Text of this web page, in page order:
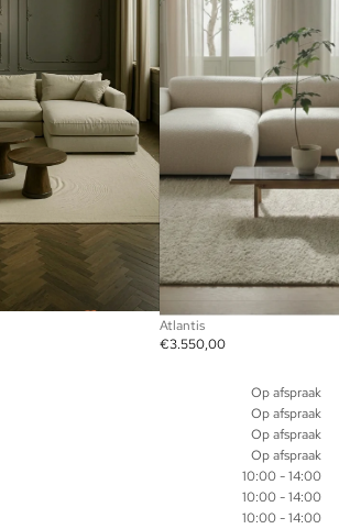
Atlantis
€3.550,00
Op afspraak
Op afspraak
Op afspraak
Op afspraak
10:00 - 14:00
10:00 - 14:00
10:00 - 14:00